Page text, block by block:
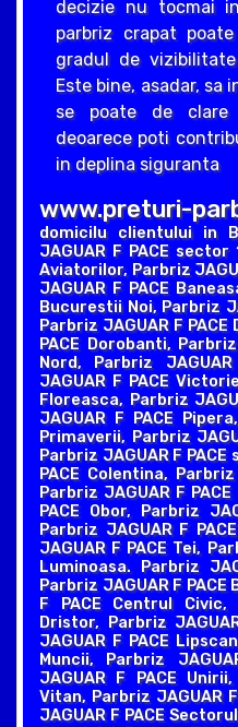
decizie nu tocmai
parbriz crapat
gradul de
Este bine, asadar,
se poate de
deoarece poti
in deplina siguranta
www.preturi-
domicilu clientului in
JAGUAR F PACE sector
Aviatorilor, Parbriz
JAGUAR F PACE
Bucurestii Noi, Parbriz
Parbriz JAGUAR F
PACE Dorobanti,
Nord, Parbriz
JAGUAR F PACE
Floreasca, Parbriz
JAGUAR F PACE
Primaverii, Parbriz
Parbriz JAGUAR F
PACE Colentina,
Parbriz JAGUAR F
PACE Obor, Parbriz
Parbriz JAGUAR F
JAGUAR F PACE Tei,
Luminoasa. Parbriz
Parbriz JAGUAR F
F PACE Centrul Civic,
Dristor, Parbriz
JAGUAR F PACE
Muncii, Parbriz
JAGUAR F PACE
Vitan, Parbriz JAGUAR
JAGUAR F PACE